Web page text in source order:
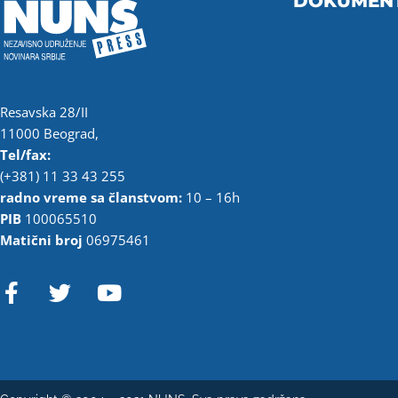
Resavska 28/II
11000 Beograd,
Tel/fax:
(+381) 11 33 43 255
radno vreme sa članstvom: 10 – 16h
PIB 100065510
Matični broj 06975461
F
a
b
T
t
Y
u